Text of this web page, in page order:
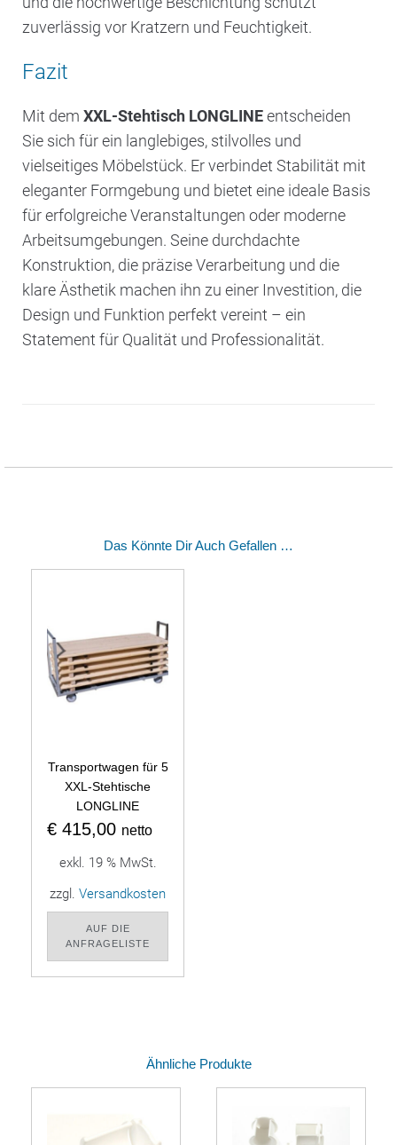
zuverlässig vor Kratzern und Feuchtigkeit.
Fazit
Mit dem XXL-Stehtisch LONGLINEentscheiden
Sie sich für ein langlebiges, stilvolles und
vielseitiges Möbelstück. Er verbindet Stabilität mit
eleganter Formgebung und bietet eine ideale Basis
für erfolgreiche Veranstaltungen oder moderne
Arbeitsumgebungen. Seine durchdachte
Konstruktion, die präzise Verarbeitung und die
klare Ästhetik machen ihn zu einer Investition, die
Design und Funktion perfekt vereint – ein
Statement für Qualität und Professionalität.
Das Könnte Dir Auch Gefallen …
Transportwagen für 5
XXL-Stehtische
LONGLINE
€ 415,00 netto
exkl. 19 % MwSt.
zzgl. Versandkosten
AUF DIE
ANFRAGELISTE
Ähnliche Produkte